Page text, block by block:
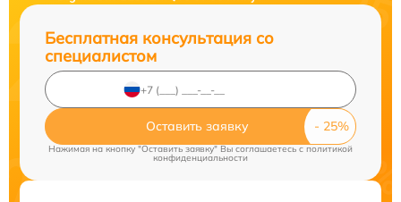
Бесплатная консультация со
специалистом
Оставить заявку
Нажимая на кнопку "Оставить заявку" Вы соглашаетесь c политикой
конфиденциальности